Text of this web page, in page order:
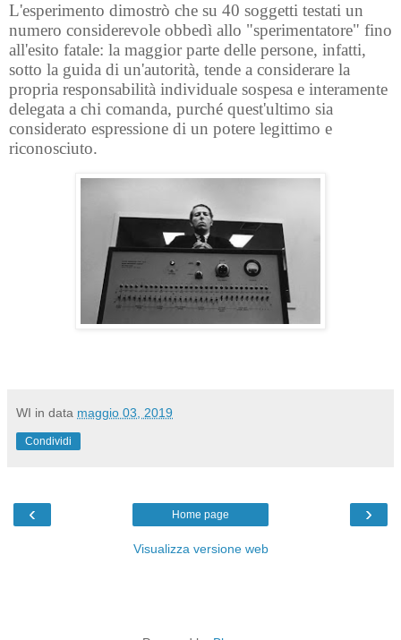
L'esperimento dimostrò che su 40 soggetti testati un
numero considerevole obbedì allo "sperimentatore" fino
all'esito fatale: la maggior parte delle persone, infatti,
sotto la guida di un'autorità, tende a considerare la
propria responsabilità individuale sospesa e interamente
delegata a chi comanda, purché quest'ultimo sia
considerato espressione di un potere legittimo e
riconosciuto.
WI in data maggio 03, 2019
Condividi
‹ ›
Home page
Visualizza versione web